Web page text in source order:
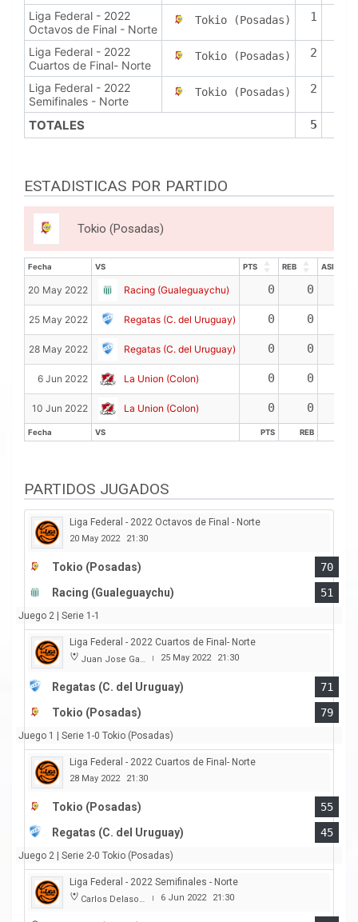
Liga Federal - 2022
Octavos de Final - Norte
Tokio (Posadas) 1
Liga Federal - 2022
Cuartos de Final- Norte
Tokio (Posadas) 2
Liga Federal - 2022
Semifinales - Norte
Tokio (Posadas) 2
TOTALES 5
ESTADISTICAS POR PARTIDO
Tokio (Posadas)
Fecha VS PTS REB
ASIS
Fecha VS PTS REB
20 May 2022 Racing (Gualeguaychu) 0 0
25 May 2022 Regatas (C. del Uruguay) 0 0
28 May 2022 Regatas (C. del Uruguay) 0 0
6 Jun 2022 La Union (Colon) 0 0
10 Jun 2022 La Union (Colon) 0 0
Fecha VS PTS REB
PARTIDOS JUGADOS
Liga Federal - 2022 Octavos de Final - Norte
20 May 2022 21:30
Tokio (Posadas)
70
Racing (Gualeguaychu)
51
Juego 2 | Serie 1-1
Liga Federal - 2022 Cuartos de Final- Norte
Juan Jose Garro | 25 May 2022 21:30
Regatas (C. del Uruguay)
71
Tokio (Posadas)
79
Juego 1 | Serie 1-0 Tokio (Posadas)
Liga Federal - 2022 Cuartos de Final- Norte
28 May 2022 21:30
Tokio (Posadas)
55
Regatas (C. del Uruguay)
45
Juego 2 | Serie 2-0 Tokio (Posadas)
Liga Federal - 2022 Semifinales - Norte
Carlos Delasoie | 6 Jun 2022 21:30